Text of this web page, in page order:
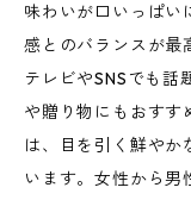
味わいが口いっぱい
感とのバランスが最
テレビやSNSでも
や贈り物にもおすす
は、目を引く鮮やか
います。女性から男